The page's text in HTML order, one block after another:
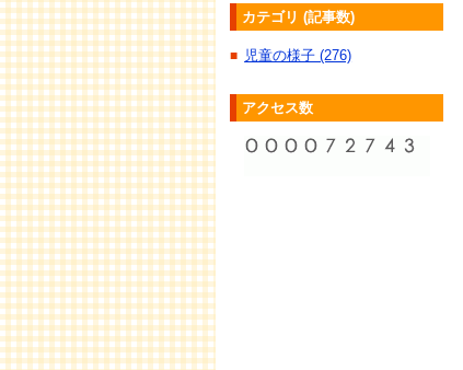
カテゴリ (記事数)
■ 児童の様子 (276)
アクセス数